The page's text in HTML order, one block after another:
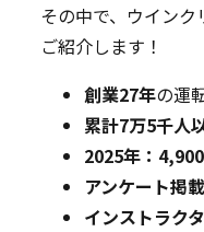
その中で、ウイン
ご紹介します！
創業27年の運
累計7万5千人
2025年：
アンケート掲
インストラク